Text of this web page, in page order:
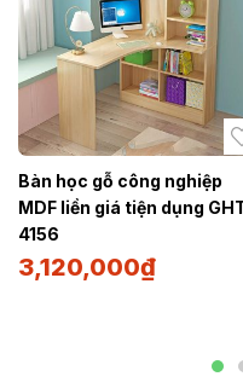
Bàn học gỗ công nghiệp
MDF liền giá tiện dụng
4156
3,120,000₫